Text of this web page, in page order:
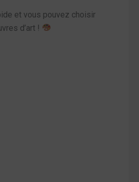
et vous pouvez choisir
d’art !